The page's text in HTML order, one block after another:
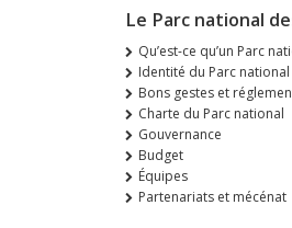
Le Parc national
Qu’est-ce qu’un Parc
Identité du Parc
Bons gestes et
Charte du Parc national
Gouvernance
Budget
Équipes
Partenariats et mécénat